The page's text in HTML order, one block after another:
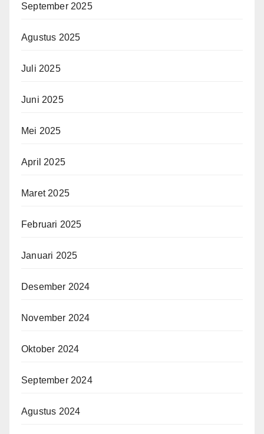
September 2025
Agustus 2025
Juli 2025
Juni 2025
Mei 2025
April 2025
Maret 2025
Februari 2025
Januari 2025
Desember 2024
November 2024
Oktober 2024
September 2024
Agustus 2024